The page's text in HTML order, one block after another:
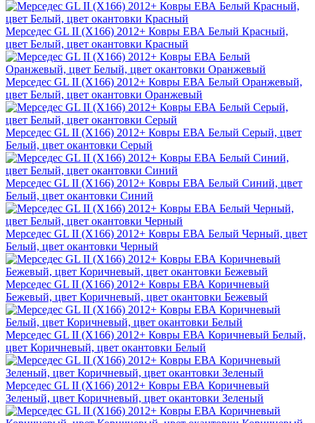
Мерседес GL II (X166) 2012+ Ковры ЕВА Белый Красный,
цвет Белый, цвет окантовки Красный
Мерседес GL II (X166) 2012+ Ковры ЕВА Белый Оранжевый,
цвет Белый, цвет окантовки Оранжевый
Мерседес GL II (X166) 2012+ Ковры ЕВА Белый Серый, цвет
Белый, цвет окантовки Серый
Мерседес GL II (X166) 2012+ Ковры ЕВА Белый Синий, цвет
Белый, цвет окантовки Синий
Мерседес GL II (X166) 2012+ Ковры ЕВА Белый Черный, цвет
Белый, цвет окантовки Черный
Мерседес GL II (X166) 2012+ Ковры ЕВА Коричневый
Бежевый, цвет Коричневый, цвет окантовки Бежевый
Мерседес GL II (X166) 2012+ Ковры ЕВА Коричневый Белый,
цвет Коричневый, цвет окантовки Белый
Мерседес GL II (X166) 2012+ Ковры ЕВА Коричневый
Зеленый, цвет Коричневый, цвет окантовки Зеленый